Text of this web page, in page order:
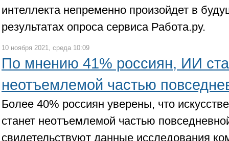
интеллекта непременно произойдет в
результатах опроса сервиса Работа.ру.
10 ноября 2021, среда 10:09
По мнению 41% россиян, ИИ
неотъемлемой частью
Более 40% россиян уверены, что
станет неотъемлемой частью
свидетельствуют данные исследования